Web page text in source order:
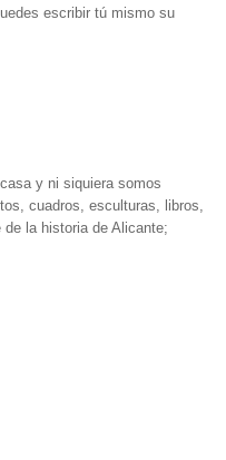
escribir tú mismo su
y ni siquiera somos
cuadros, esculturas, libros,
la historia de Alicante;